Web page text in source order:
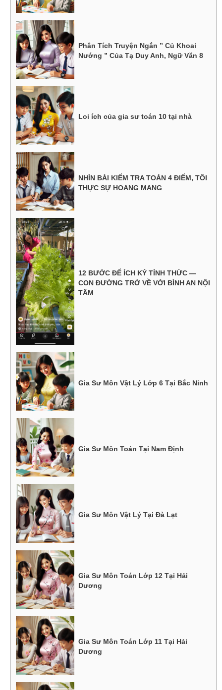
Phân Tích Truyện Ngắn ” Củ Khoai
Nướng ” Của Tạ Duy Anh, Ngữ Văn 8
Loi ích của gia sư toán 10 tại nhà
NHÌN BÀI KIỂM TRA TOÁN 4 ĐIỂM, TÔI
THỰC SỰ HOANG MANG
12 BƯỚC ĐỂ ÍCH KỶ TỈNH THỨC —
CON ĐƯỜNG TRỞ VỀ VỚI BÌNH AN NỘI
TÂM
Gia Sư Môn Vật Lý Lớp 6 Tại Bắc Ninh
Gia Sư Môn Toán Tại Nam Định
Gia Sư Môn Vật Lý Tại Đà Lạt
Gia Sư Môn Toán Lớp 12 Tại Hải
Dương
Gia Sư Môn Toán Lớp 11 Tại Hải
Dương